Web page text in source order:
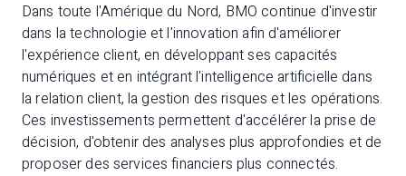
Dans toute l'Amérique du Nord, BMO continue d'investir
dans la technologie et l'innovation afin d'améliorer
l'expérience client, en développant ses capacités
numériques et en intégrant l'intelligence artificielle dans
la relation client, la gestion des risques et les opérations.
Ces investissements permettent d'accélérer la prise de
décision, d'obtenir des analyses plus approfondies et de
proposer des services financiers plus connectés.